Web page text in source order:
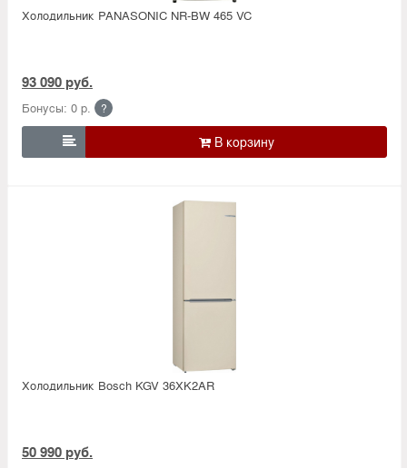
Холодильник PANASONIC NR-BW 465 VC
93 090 руб.
Бонусы: 0 р. ?

Холодильник Bosсh KGV 36XK2AR
50 990 руб.